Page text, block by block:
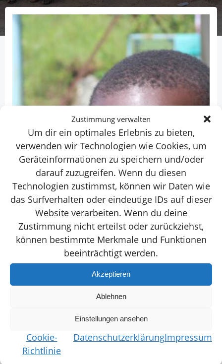
Zustimmung verwalten
Um dir ein optimales Erlebnis zu bieten,
verwenden wir Technologien wie Cookies, um
Geräteinformationen zu speichern und/oder
darauf zuzugreifen. Wenn du diesen
Technologien zustimmst, können wir Daten wie
das Surfverhalten oder eindeutige IDs auf dieser
Website verarbeiten. Wenn du deine
Zustimmung nicht erteilst oder zurückziehst,
können bestimmte Merkmale und Funktionen
beeinträchtigt werden.
Akzeptieren
Ablehnen
Einstellungen ansehen
Cookie-
Richtlinie
DatenschutzerklärungImpressum